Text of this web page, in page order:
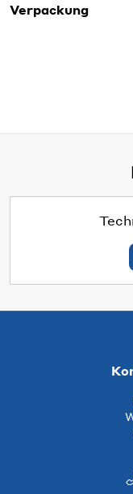
Verpackung